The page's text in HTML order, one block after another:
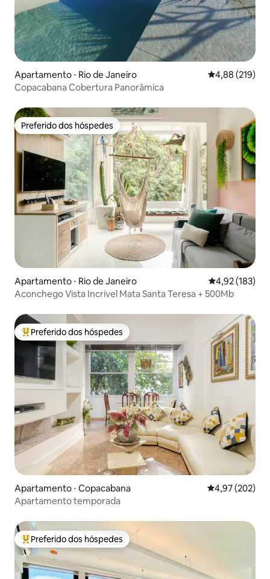
Apartamento ⋅ Rio de Janeiro 4,88 de uma
4,88 (219)
Copacabana Cobertura Panorâmica
Preferido dos hóspedes
Preferido dos hóspedes
Apartamento ⋅ Rio de Janeiro 4,92 de uma
4,92 (183)
Aconchego Vista Incrível Mata Santa Teresa + 500Mb
Entre os melhores preferidos dos hóspedes
Preferido dos hóspedes
Apartamento ⋅ Copacabana 4,97 de uma
4,97 (202)
Apartamento temporada
Entre os melhores preferidos dos hóspedes
Preferido dos hóspedes